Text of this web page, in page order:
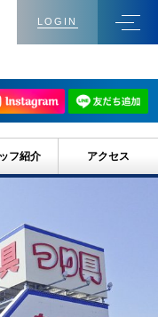
LOGIN
フ紹介 アクセス